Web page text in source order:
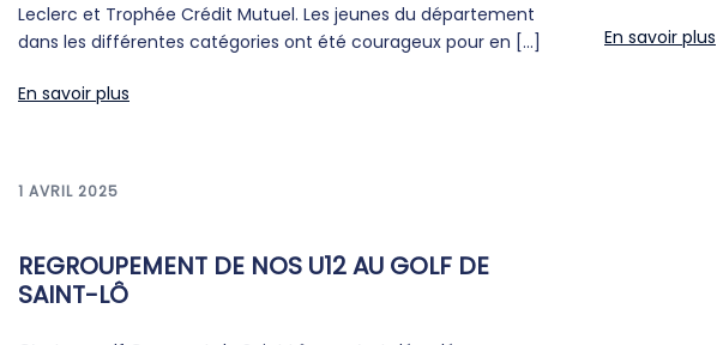
Leclerc et Trophée Crédit Mutuel. Les jeunes du département
dans les différentes catégories ont été courageux pour en […]
En savoir plus
En savoir plus
1 AVRIL 2025
REGROUPEMENT DE NOS U12 AU GOLF DE
SAINT-LÔ